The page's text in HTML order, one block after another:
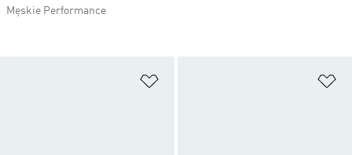
Męskie Performance